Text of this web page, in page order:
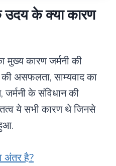
उदय के क्या कारण
मुख्य कारण जर्मनी की
असफलता, साम्यवाद का
जर्मनी के संविधान की
ये सभी कारण थे जिनसे
अंतर है?